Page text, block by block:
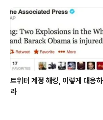
트위터 계정 해킹, 이렇게 대응하
라